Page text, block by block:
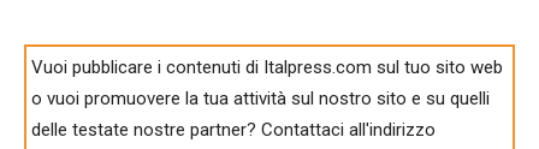
Vuoi pubblicare i contenuti di Italpress.com sul tuo sito web
o vuoi promuovere la tua attività sul nostro sito e su quelli
delle testate nostre partner? Contattaci all'indirizzo